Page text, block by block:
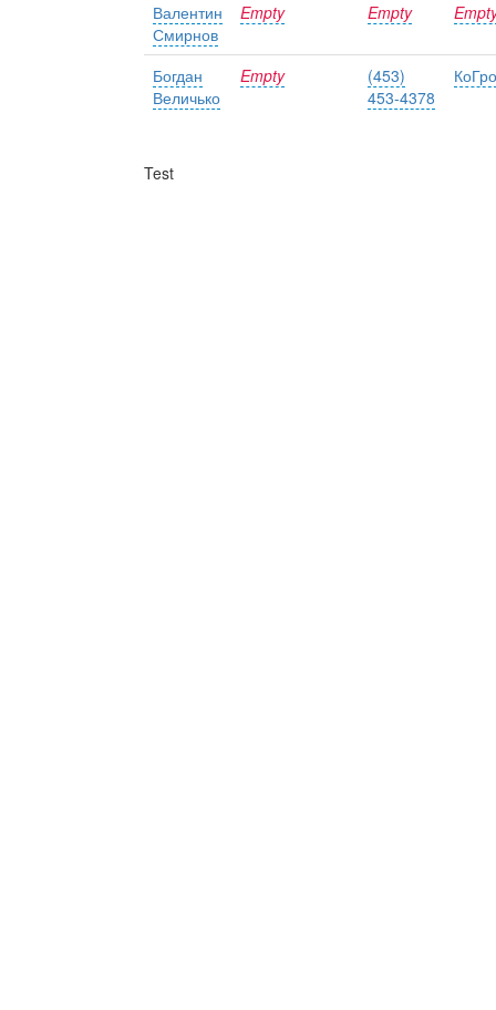
Валентин
Смирнов
Empty Empty
Богдан
Величько
Empty
(453)
453-4378
КоГро
Test